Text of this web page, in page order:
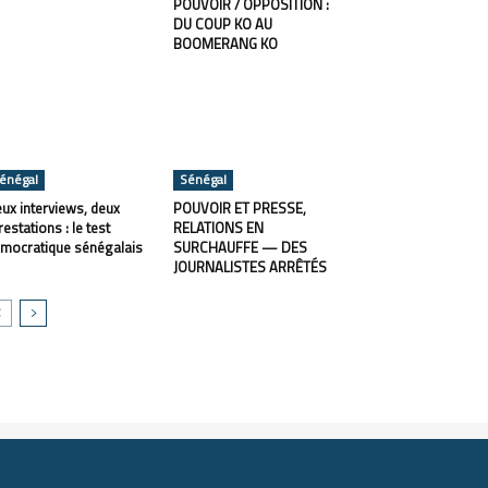
POUVOIR / OPPOSITION :
DU COUP KO AU
BOOMERANG KO
interviews, deux
: le test
sénégalais
Sénégal
POUVOIR ET PRESSE,
RELATIONS EN
SURCHAUFFE — DES
JOURNALISTES ARRÊTÉS